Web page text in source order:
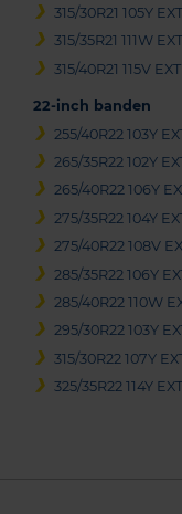
315/30R21 105Y
315/35R21 111W
315/40R21 115V
22-inch banden
255/40R22 103Y
265/35R22 102Y
265/40R22 106Y
275/35R22 104Y
275/40R22 108V
285/35R22 106Y
285/40R22 110W
295/30R22 103Y
315/30R22 107Y
325/35R22 114Y